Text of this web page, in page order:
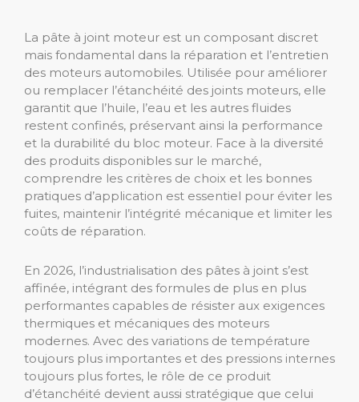
La pâte à joint moteur est un composant discret
mais fondamental dans la réparation et l’entretien
des moteurs automobiles. Utilisée pour améliorer
ou remplacer l’étanchéité des joints moteurs, elle
garantit que l’huile, l’eau et les autres fluides
restent confinés, préservant ainsi la performance
et la durabilité du bloc moteur. Face à la diversité
des produits disponibles sur le marché,
comprendre les critères de choix et les bonnes
pratiques d’application est essentiel pour éviter les
fuites, maintenir l’intégrité mécanique et limiter les
coûts de réparation.
En 2026, l’industrialisation des pâtes à joint s’est
affinée, intégrant des formules de plus en plus
performantes capables de résister aux exigences
thermiques et mécaniques des moteurs
modernes. Avec des variations de température
toujours plus importantes et des pressions internes
toujours plus fortes, le rôle de ce produit
d’étanchéité devient aussi stratégique que celui